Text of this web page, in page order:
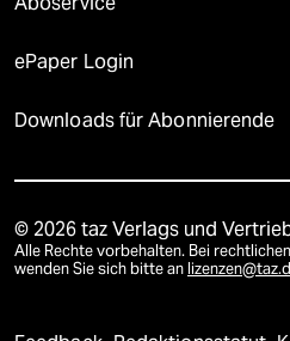
ePaper Login
Downloads für Abonnierende
© 2026 taz Verlags und
Alle Rechte vorbehalten. Bei
wenden Sie sich bitte an